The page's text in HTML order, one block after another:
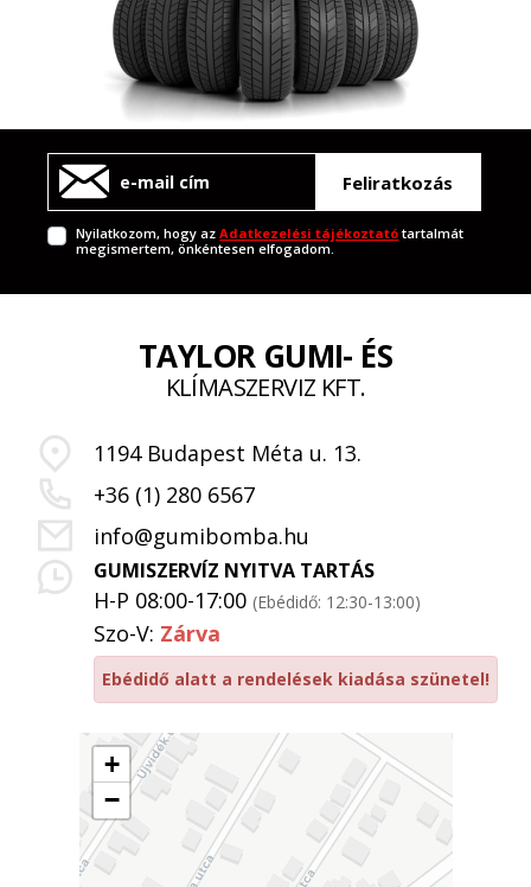
Feliratkozás
Nyilatkozom, hogy azAdatkezelési tájékoztató tartalmát
megismertem, önkéntesen elfogadom.
+
−
TAYLOR GUMI- ÉS
KLÍMASZERVIZ KFT.
1194 Budapest Méta u. 13.
+36 (1) 280 6567
info@gumibomba.hu
GUMISZERVÍZ NYITVA TARTÁS
H-P 08:00-17:00 (Ebédidő: 12:30-13:00)
Szo-V: Zárva
Ebédidő alatt a rendelések kiadása szünetel!